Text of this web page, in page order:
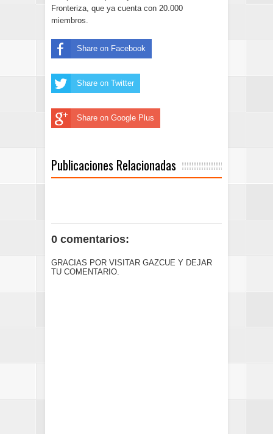
Fronteriza, que ya cuenta con 20.000
miembros.
Share on Facebook
Share on Twitter
Share on Google Plus
Publicaciones Relacionadas
0 comentarios:
GRACIAS POR VISITAR GAZCUE Y DEJAR
TU COMENTARIO.